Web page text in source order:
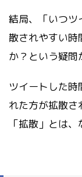
結局、「いつツ
散されやすい時
か？という疑問
ツイートした時
れた方が拡散さ
「拡散」とは